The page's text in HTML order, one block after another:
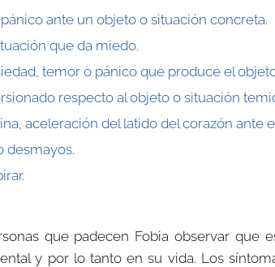
ante un objeto o situación concreta.
que da miedo.
temor o pánico que produce el
respecto al objeto o situación
aceleración del latido del corazón ante
desmayos.
que padecen Fobia observar que
y por lo tanto en su vida. Los